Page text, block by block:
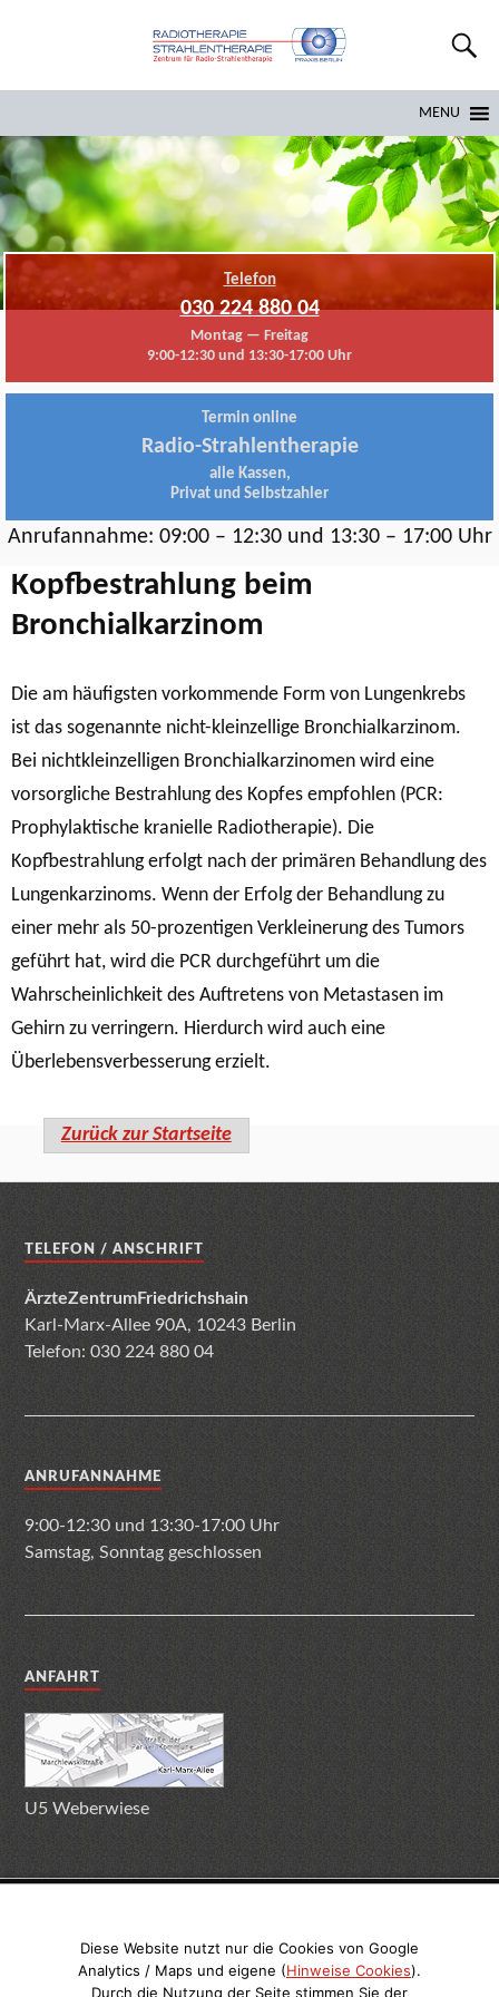
MENU
Telefon
030 224 880 04
Montag — Freitag
9:00-12:30 und 13:30-17:00 Uhr
Termin online
Radio-Strahlentherapie
alle Kassen,
Privat und Selbstzahler
Anrufannahme: 09:00 – 12:30 und 13:30 – 17:00 Uhr
Kopfbestrahlung beim
Bronchialkarzinom
Die am häufigsten vorkommende Form von Lungenkrebs
ist das sogenannte nicht-kleinzellige Bronchialkarzinom.
Bei nichtkleinzelligen Bronchialkarzinomen wird eine
vorsorgliche Bestrahlung des Kopfes empfohlen (PCR:
Prophylaktische kranielle Radiotherapie). Die
Kopfbestrahlung erfolgt nach der primären Behandlung des
Lungenkarzinoms. Wenn der Erfolg der Behandlung zu
einer mehr als 50-prozentigen Verkleinerung des Tumors
geführt hat, wird die PCR durchgeführt um die
Wahrscheinlichkeit des Auftretens von Metastasen im
Gehirn zu verringern. Hierdurch wird auch eine
Überlebensverbesserung erzielt.
Zurück zur Startseite
TELEFON / ANSCHRIFT
ÄrzteZentrumFriedrichshain
Karl-Marx-Allee 90A, 10243 Berlin
Telefon: 030 224 880 04
ANRUFANNAHME
9:00-12:30 und 13:30-17:00 Uhr
Samstag, Sonntag geschlossen
ANFAHRT
U5 Weberwiese
Impressum Datenschutz Terminabsage
Diese Website nutzt nur die Cookies von Google
Analytics / Maps und eigene (Hinweise Cookies).
Durch die Nutzung der Seite stimmen Sie der